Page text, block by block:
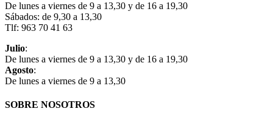
De lunes a viernes de 9 a 13,30 y de 16 a 19,30
Sábados: de 9,30 a 13,30
Tlf: 963 70 41 63
Julio:
De lunes a viernes de 9 a 13,30 y de 16 a 19,30
Agosto:
De lunes a viernes de 9 a 13,30
SOBRE NOSOTROS